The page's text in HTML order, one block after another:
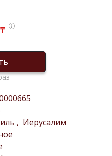
₸
, Иерусалим